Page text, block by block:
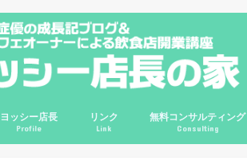
ヨッシー店長
Profile
リンク
Link
無料コンサルティング
Consulting